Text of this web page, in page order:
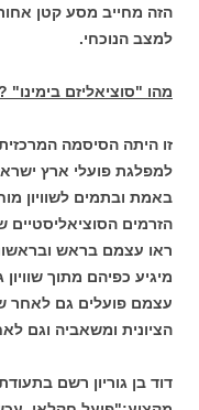
הזה מחייב מסע קטן
למצב הנוכחי.
מהו "סוציאליזם בימינו" ?
זו היתה הסיסמה
למפלגת פועלי ארץ
באמת ובתמים לשוויון
הזרמים הסוציאליסטיים
ראו עצמם בראש
מיגיע כפיהם מתוך
עצמם פועלים גם לאחר
הציונית ומשאביה וגם
דוד בן גוריון רשם